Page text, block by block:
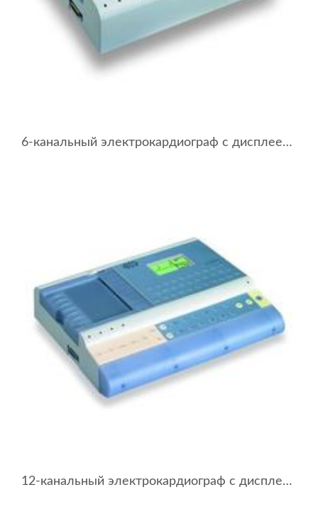
6-канальный электрокардиограф с дисплеем BTL-08 SD6 ECG
12-канальный электрокардиограф с дисплеем BTL-08 MD ECG